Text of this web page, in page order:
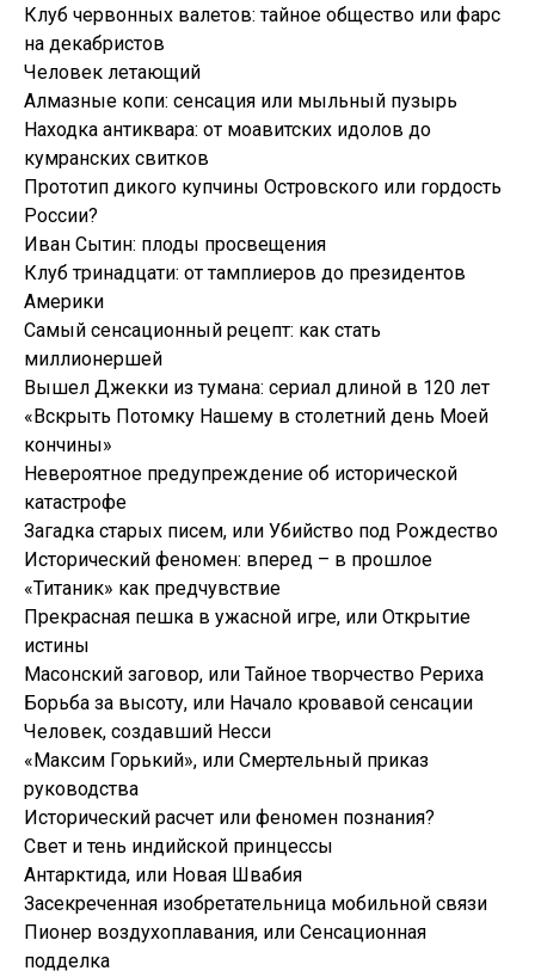
Клуб червонных валетов: тайное общество или фарс
на декабристов
Человек летающий
Алмазные копи: сенсация или мыльный пузырь
Находка антиквара: от моавитских идолов до
кумранских свитков
Прототип дикого купчины Островского или гордость
России?
Иван Сытин: плоды просвещения
Клуб тринадцати: от тамплиеров до президентов
Америки
Самый сенсационный рецепт: как стать
миллионершей
Вышел Джекки из тумана: сериал длиной в 120 лет
«Вскрыть Потомку Нашему в столетний день Моей
кончины»
Невероятное предупреждение об исторической
катастрофе
Загадка старых писем, или Убийство под Рождество
Исторический феномен: вперед – в прошлое
«Титаник» как предчувствие
Прекрасная пешка в ужасной игре, или Открытие
истины
Масонский заговор, или Тайное творчество Рериха
Борьба за высоту, или Начало кровавой сенсации
Человек, создавший Несси
«Максим Горький», или Смертельный приказ
руководства
Исторический расчет или феномен познания?
Свет и тень индийской принцессы
Антарктида, или Новая Швабия
Засекреченная изобретательница мобильной связи
Пионер воздухоплавания, или Сенсационная
подделка